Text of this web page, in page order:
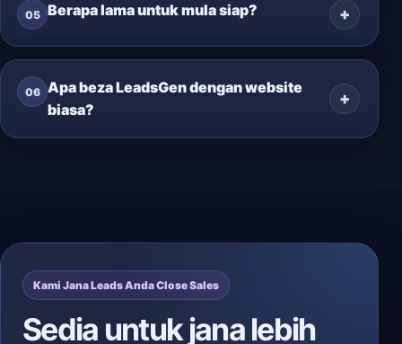
05 Berapa lama untuk mula siap?
06 Apa beza LeadsGen dengan website
biasa?
Kami Jana Leads Anda Close Sales
Sedia untuk jana lebih